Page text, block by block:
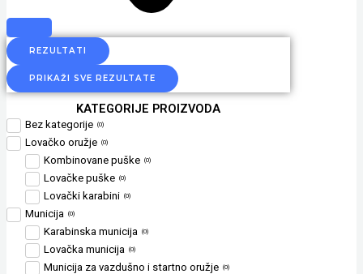
REZULTATI
PRIKAŽI SVE REZULTATE
KATEGORIJE PROIZVODA
Bez kategorije (0)
Lovačko oružje (0)
Kombinovane puške (0)
Lovačke puške (0)
Lovački karabini (0)
Municija (0)
Karabinska municija (0)
Lovačka municija (0)
Municija za vazdušno i startno oružje (0)